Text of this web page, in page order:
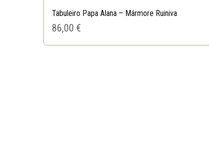
Tabuleiro Papa Alana – Mármore Ruiniva
86,00 €